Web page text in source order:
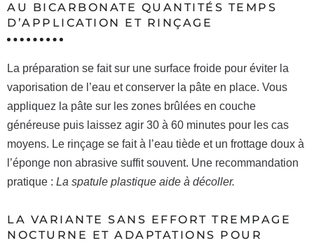
AU BICARBONATE QUANTITÉS TEMPS
D’APPLICATION ET RINÇAGE
La préparation se fait sur une surface froide pour éviter la
vaporisation de l’eau et conserver la pâte en place. Vous
appliquez la pâte sur les zones brûlées en couche
généreuse puis laissez agir 30 à 60 minutes pour les cas
moyens. Le rinçage se fait à l’eau tiède et un frottage doux à
l’éponge non abrasive suffit souvent. Une recommandation
pratique : La spatule plastique aide à décoller.
LA VARIANTE SANS EFFORT TREMPAGE
NOCTURNE ET ADAPTATIONS POUR